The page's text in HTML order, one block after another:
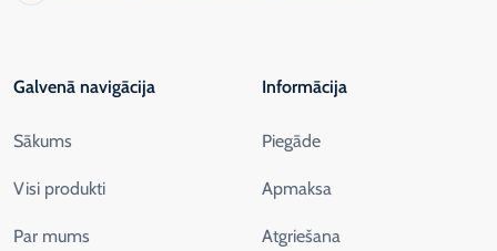
Galvenā navigācija
Sākums
Visi produkti
Par mums
Informācija
Piegāde
Apmaksa
Atgriešana